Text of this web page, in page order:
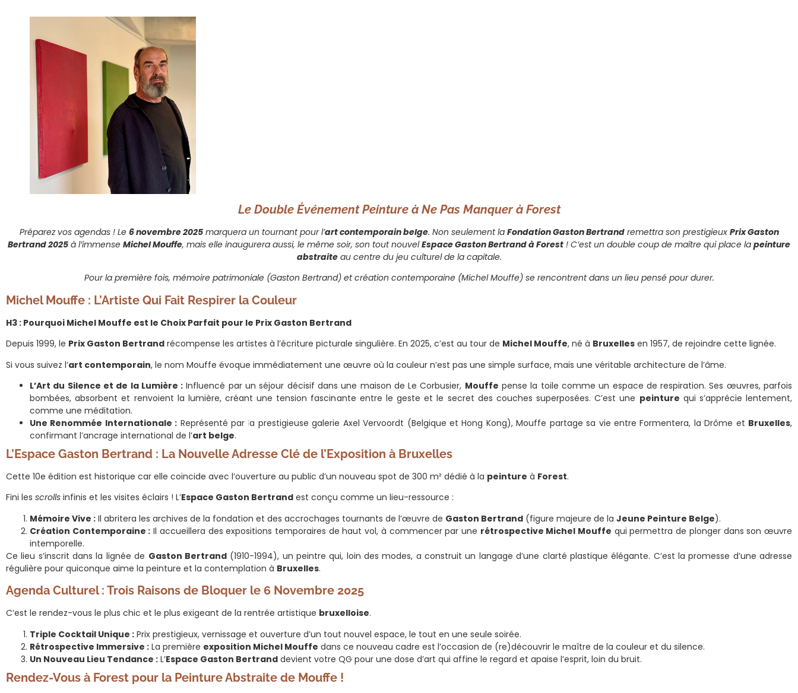
Le Double Événement Peinture à Ne Pas Manquer à Forest
Préparez vos agendas ! Le 6 novembre 2025marquera un tournant pour l’art contemporain belge. Non seulement la Fondation Gaston Bertrandremettra son prestigieux Prix Gaston
Bertrand 2025 à l’immense Michel Mouffe, mais elle inaugurera aussi, le même soir, son tout nouvelEspace Gaston Bertrand à Forest ! C’est un double coup de maître qui place la peinture
abstraiteau centre du jeu culturel de la capitale.
Pour la première fois, mémoire patrimoniale (Gaston Bertrand) et création contemporaine (Michel Mouffe) se rencontrent dans un lieu pensé pour durer.
Michel Mouffe : L’Artiste Qui Fait Respirer la Couleur
H3 : Pourquoi Michel Mouffe est le Choix Parfait pour le Prix Gaston Bertrand
Depuis 1999, le Prix Gaston Bertrand récompense les artistes à l’écriture picturale singulière. En 2025, c’est au tour de Michel Mouffe, né à Bruxelles en 1957, de rejoindre cette lignée.
Si vous suivez l’art contemporain, le nom Mouffe évoque immédiatement une œuvre où la couleur n’est pas une simple surface, mais une véritable architecture de l’âme.
L’Art du Silence et de la Lumière : Influencé par un séjour décisif dans une maison de Le Corbusier, Mouffe pense la toile comme un espace de respiration. Ses œuvres, parfois
bombées, absorbent et renvoient la lumière, créant une tension fascinante entre le geste et le secret des couches superposées. C’est une peinture qui s’apprécie lentement,
comme une méditation.
Une Renommée Internationale : Représenté par la prestigieuse galerie Axel Vervoordt (Belgique et Hong Kong), Mouffe partage sa vie entre Formentera, la Drôme et Bruxelles,
confirmant l’ancrage international de l’art belge.
L’Espace Gaston Bertrand : La Nouvelle Adresse Clé de l’Exposition à Bruxelles
Cette 10e édition est historique car elle coïncide avec l’ouverture au public d’un nouveau spot de 300 m² dédié à la peinture à Forest.
Fini les scrolls infinis et les visites éclairs ! L’Espace Gaston Bertrand est conçu comme un lieu-ressource :
Mémoire Vive : Il abritera les archives de la fondation et des accrochages tournants de l’œuvre de Gaston Bertrand (figure majeure de la Jeune Peinture Belge).
Création Contemporaine : Il accueillera des expositions temporaires de haut vol, à commencer par une rétrospective Michel Mouffe qui permettra de plonger dans son œuvre
intemporelle.
Ce lieu s’inscrit dans la lignée de Gaston Bertrand(1910-1994), un peintre qui, loin des modes, a construit un langage d’une clarté plastique élégante. C’est la promesse d’une adresse
régulière pour quiconque aime la peinture et la contemplation à Bruxelles.
Agenda Culturel : Trois Raisons de Bloquer le 6 Novembre 2025
C’est le rendez-vous le plus chic et le plus exigeant de la rentrée artistique bruxelloise.
Triple Cocktail Unique : Prix prestigieux, vernissage et ouverture d’un tout nouvel espace, le tout en une seule soirée.
Rétrospective Immersive : La première exposition Michel Mouffe dans ce nouveau cadre est l’occasion de (re)découvrir le maître de la couleur et du silence.
Un Nouveau Lieu Tendance : L’Espace Gaston Bertrand devient votre QG pour une dose d’art qui affine le regard et apaise l’esprit, loin du bruit.
Rendez-Vous à Forest pour la Peinture Abstraite de Mouffe !